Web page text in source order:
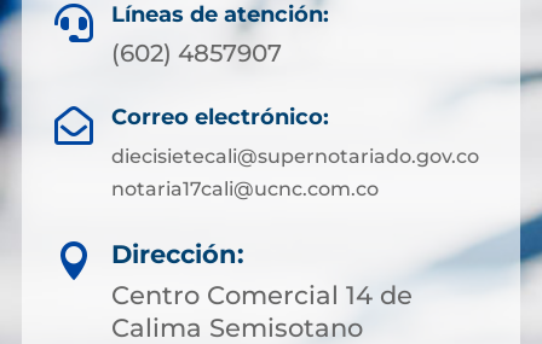
 Líneas de atención:
(602) 4857907
 Correo electrónico:
diecisietecali@supernotariado.gov.co
notaria17cali@ucnc.com.co

Dirección:
Centro Comercial 14 de
Calima Semisotano